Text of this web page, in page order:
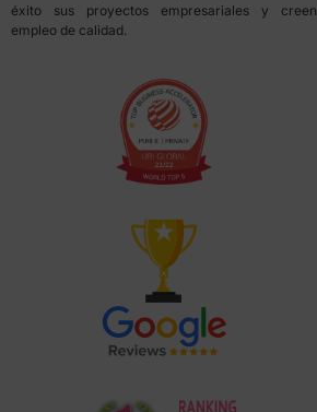
éxito sus proyectos empresariales y creen
empleo de calidad.